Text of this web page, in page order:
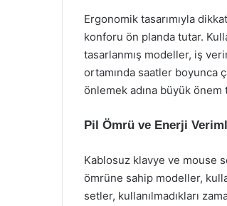
Ergonomik tasarımıyla
konforu ön planda tutar.
tasarlanmış modeller, iş
ortamında saatler boyunca
önlemek adına büyük önem
Pil Ömrü ve Enerji
Kablosuz klavye ve mouse
ömrüne sahip modeller,
setler, kullanılmadıkları